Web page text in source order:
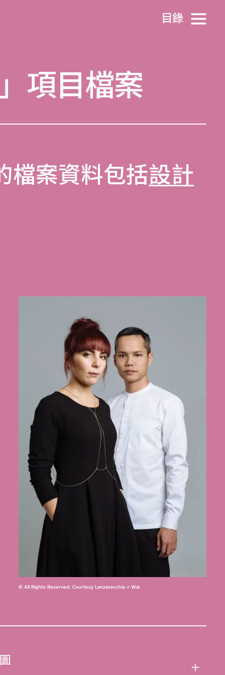
目​錄
項目檔案
檔案資料包括設計
© All Rights Reserved. Courtesy Lanzavecchia + Wai